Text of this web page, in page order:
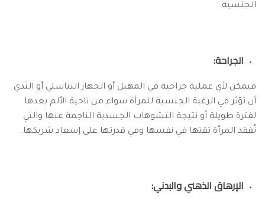
الجنسية.
الجراحة:
فيمكن لأي عملية جراحية في المهبل أو الجهاز التناسلي أو الثدي
أن تؤثر في الرغبة الجنسية للمرأة سواء من ناحية الألم بعدها
لفترة طويلة أو نتيجة التشوهات الجسدية الناجمة عنها والتي
تُفقد المرأة ثقتها في نفسها وفي قدرتها على إسعاد شريكها.
الإرهاق الذهني والبدني: